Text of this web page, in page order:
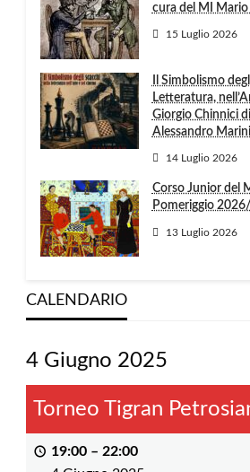
cura del MI Mario
15 Luglio 2026
Il Simbolismo
Letteratura,
Giorgio Chinnici
Alessandro Marini
14 Luglio 2026
Corso Junior del
Pomeriggio
13 Luglio 2026
CALENDARIO
4 Giugno 2025
Torneo Tigran
19:00 – 22:00